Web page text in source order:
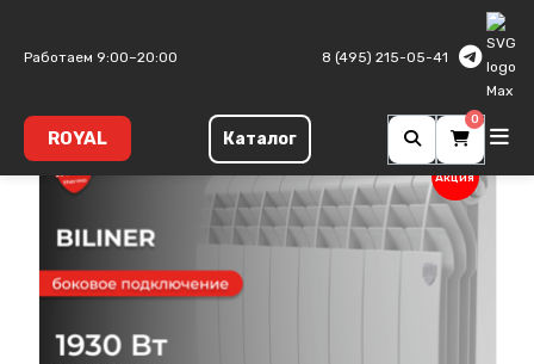
Работаем 9:00–20:00 8 (495) 215-05-41
ROYAL Каталог
0
Акция